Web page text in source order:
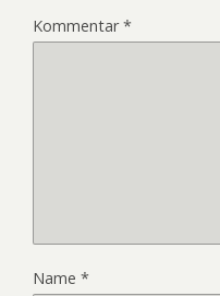
Kommentar*
Name *